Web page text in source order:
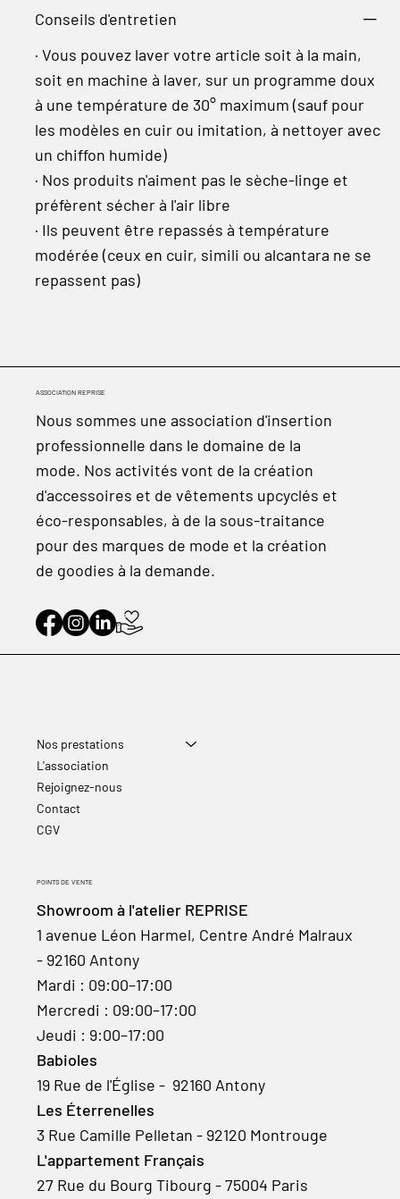
Conseils d'entretien
· Vous pouvez laver votre article soit à la main,
soit en machine à laver, sur un programme doux
à une température de 30° maximum (sauf pour
les modèles en cuir ou imitation, à nettoyer avec
un chiffon humide)
· Nos produits n'aiment pas le sèche-linge et
préfèrent sécher à l'air libre
· Ils peuvent être repassés à température
modérée (ceux en cuir, simili ou alcantara ne se
repassent pas)
ASSOCIATION REPRISE
Nous sommes une association d'insertion
professionnelle dans le domaine de la
mode. Nos activités vont de la création
d'accessoires et de vêtements upcyclés et
éco-responsables, à de la sous-traitance
pour des marques de mode et la création
de goodies à la demande.
POINTS DE VENTE
Showroom à l'atelier REPRISE
1 avenue Léon Harmel, Centre André Malraux
- 92160 Antony
Mardi : 09:00–17:00
Mercredi : 09:00–17:00
Jeudi : 9:00–17:00
Babioles
19 Rue de l'Église - 92160 Antony
Les Éterrenelles
3 Rue Camille Pelletan - 92120 Montrouge
L'appartement Français
27 Rue du Bourg Tibourg - 75004 Paris
Nos prestations
L'association
Rejoignez-nous
Contact
CGV